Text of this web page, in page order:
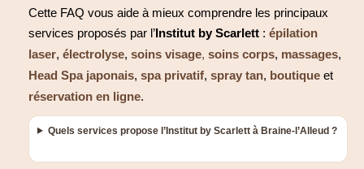
Cette FAQ vous aide à mieux comprendre les principaux
services proposés par l’ Institut by Scarlett : épilation
laser, électrolyse, soins visage, soins corps, massages,
Head Spa japonais, spa privatif, spray tan, boutique et
réservation en ligne.
Quels services propose l’Institut by Scarlett à Braine-l’Alleud ?